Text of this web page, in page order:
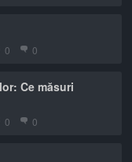
0 0
Ce măsuri
0 0